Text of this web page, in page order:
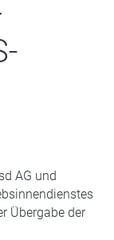
AG und
Übergabe der